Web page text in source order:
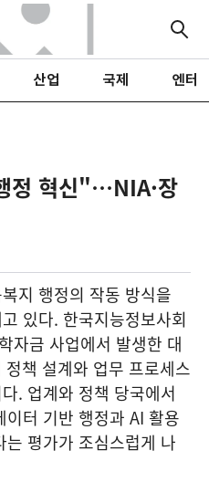
산업 국제 엔터
정 혁신"…NIA·장
지 행정의 작동 방식을
있다. 한국지능정보사회
자금 사업에서 발생한 대
책 설계와 업무 프로세스
. 업계와 정책 당국에서
터 기반 행정과 AI 활용
평가가 조심스럽게 나